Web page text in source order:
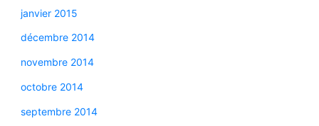
janvier 2015
décembre 2014
novembre 2014
octobre 2014
septembre 2014